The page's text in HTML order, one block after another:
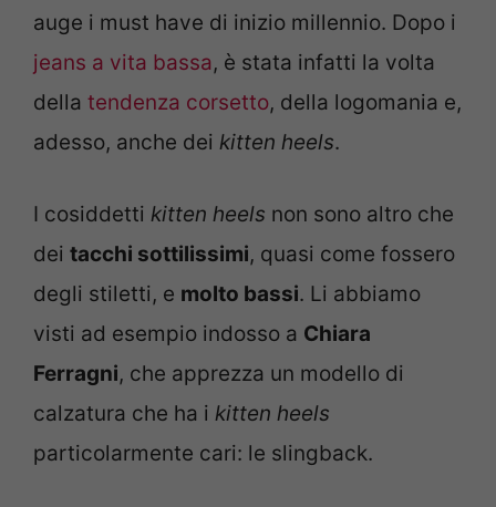
auge i must have di inizio millennio. Dopo i
jeans a vita bassa, è stata infatti la volta
della tendenza corsetto, della logomania e,
adesso, anche dei kitten heels.
I cosiddetti kitten heels non sono altro che
dei tacchi sottilissimi, quasi come fossero
degli stiletti, e molto bassi. Li abbiamo
visti ad esempio indosso a Chiara
Ferragni, che apprezza un modello di
calzatura che ha i kitten heels
particolarmente cari: le slingback.